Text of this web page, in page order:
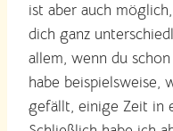
ist aber auch
dich ganz
allem, wenn du
habe beispielsweise,
gefällt, einige Zeit in